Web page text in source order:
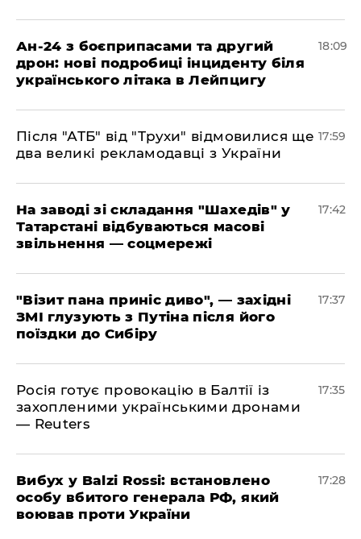
​Ан-24 з боєприпасами та другий
дрон: нові подробиці інциденту біля
українського літака в Лейпцигу
18:09
​Після "АТБ" від "Трухи" відмовилися ще
два великі рекламодавці з України
17:59
​На заводі зі складання "Шахедів" у
Татарстані відбуваються масові
звільнення — соцмережі
17:42
"Візит пана приніс диво", — західні
ЗМІ глузують з Путіна після його
поїздки до Сибіру
17:37
Росія готує провокацію в Балтії із
захопленими українськими дронами
— Reuters
17:35
​Вибух у Balzi Rossi: встановлено
особу вбитого генерала РФ, який
воював проти України
17:28